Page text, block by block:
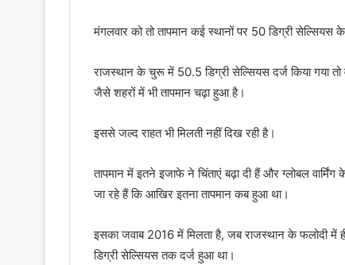
मंगलवार को तो तापमान कई स्थानों पर 50 डिग्री सेल्सियस के
राजस्थान के चुरू में 50.5 डिग्री सेल्सियस दर्ज किया गया तो
जैसे शहरों में भी तापमान चढ़ा हुआ है।
इससे जल्द राहत भी मिलती नहीं दिख रही है।
तापमान में इतने इजाफे ने चिंताएं बढ़ा दी हैं और ग्लोबल
जा रहे हैं कि आखिर इतना तापमान कब हुआ था।
इसका जवाब 2016 में मिलता है, जब राजस्थान के फलोदी में
डिग्री सेल्सियस तक दर्ज हुआ था।